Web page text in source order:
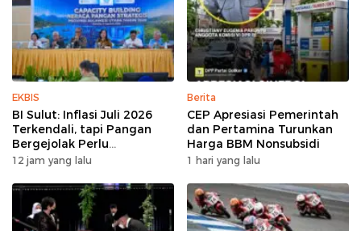
EKBIS
BI Sulut: Inflasi Juli 2026
Terkendali, tapi Pangan
Bergejolak Perlu
Diwaspadai
12 jam yang lalu
Berita
CEP Apresiasi Pemerintah
dan Pertamina Turunkan
Harga BBM Nonsubsidi
1 hari yang lalu